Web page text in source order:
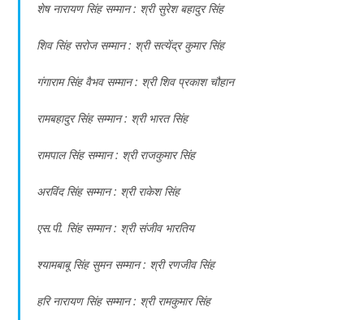
शेष नारायण सिंह सम्मान : श्री सुरेश बहादुर सिंह
शिव सिंह सरोज सम्मान : श्री सत्येंद्र कुमार सिंह
गंगाराम सिंह वैभव सम्मान : श्री शिव प्रकाश चौहान
रामबहादुर सिंह सम्मान : श्री भारत सिंह
रामपाल सिंह सम्मान : श्री राजकुमार सिंह
अरविंद सिंह सम्मान : श्री राकेश सिंह
एस.पी. सिंह सम्मान : श्री संजीव भारतिय
श्यामबाबू सिंह सुमन सम्मान : श्री रणजीव सिंह
हरि नारायण सिंह सम्मान : श्री रामकुमार सिंह